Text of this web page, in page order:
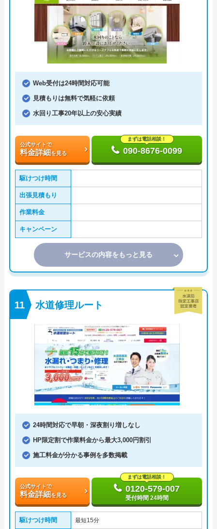
Web受付は24時間対応可能
見積もりは無料で気軽に依頼
水回り工事20年以上の安心実績
公式サイトで
料金詳細を見る
まずは電話相談！
090-8676-0099
駆けつけ時間
出張見積もり
作業料金
キャンペーン
サービスの内容をもっと見る
水道修理ルート
24時間対応で早朝・深夜割り増しなし
HP限定割で作業料金から最大3,000円割引
施工料金が分かる事例を多数掲載
公式サイトで
料金詳細を見る
まずは電話相談！
0120-579-007
受付時間 24時間
駆けつけ時間 最短15分